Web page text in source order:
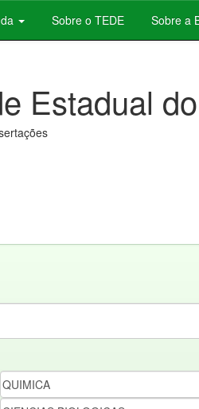
Sobre o TEDE Sobre a
Estadual